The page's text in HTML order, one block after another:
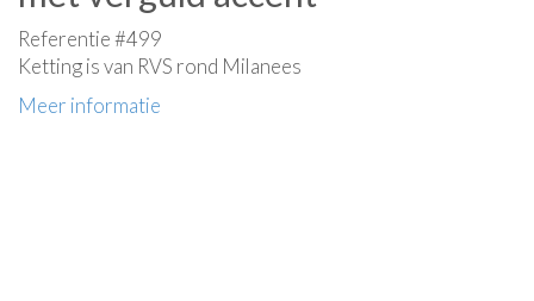
Referentie #499
Ketting is van RVS rond Milanees
Meer informatie